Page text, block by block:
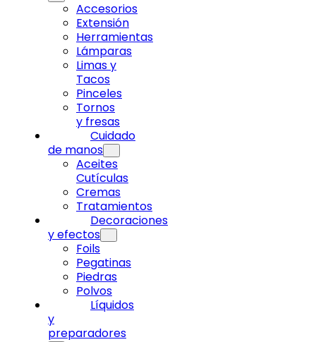
Accesorios
Extensión
Herramientas
Lámparas
Limas y
Tacos
Pinceles
Tornos
y fresas
Cuidado
de manos
Aceites
Cutículas
Cremas
Tratamientos
Decoraciones
y efectos
Foils
Pegatinas
Piedras
Polvos
Líquidos
y
preparadores